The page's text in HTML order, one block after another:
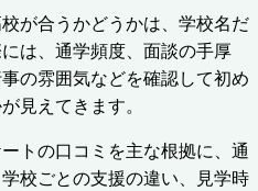
が合うかどうかは、学校名だ
は、通学頻度、面談の手厚
の雰囲気などを確認して初め
見えてきます。
トの口コミを主な根拠に、通
校ごとの支援の違い、見学時